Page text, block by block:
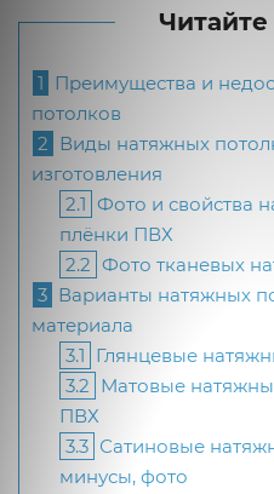
Читайте
1 Преимущества и
потолков
2 Виды натяжных
изготовления
2.1 Фото и свойства
плёнки ПВХ
2.2 Фото тканевых
3 Варианты натяжных
материала
3.1 Глянцевые
3.2 Матовые
ПВХ
3.3 Сатиновые
минусы, фото